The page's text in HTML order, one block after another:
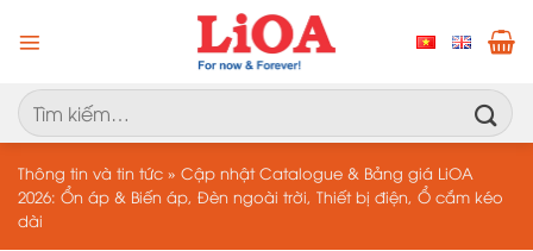
đến
Tìm
kiếm:
Thông tin và tin tức » Cập nhật Catalogue & Bảng giá LiOA
2026: Ổn áp & Biến áp, Đèn ngoài trời, Thiết bị điện, Ổ cắm kéo
dài